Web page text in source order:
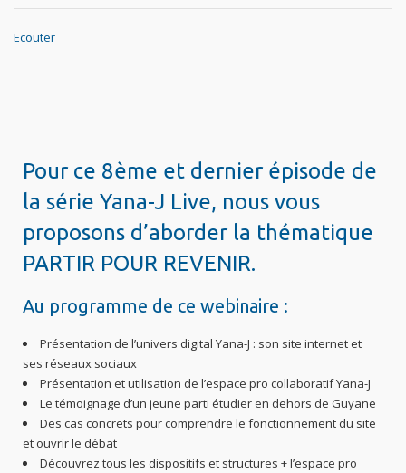
Ecouter
Pour ce 8ème et dernier épisode de
la série Yana-J Live, nous vous
proposons d’aborder la thématique
PARTIR POUR REVENIR.
Au programme de ce webinaire :
Présentation de l’univers digital Yana-J : son site internet et
ses réseaux sociaux
Présentation et utilisation de l’espace pro collaboratif Yana-J
Le témoignage d’un jeune parti étudier en dehors de Guyane
Des cas concrets pour comprendre le fonctionnement du site
et ouvrir le débat
Découvrez tous les dispositifs et structures + l’espace pro